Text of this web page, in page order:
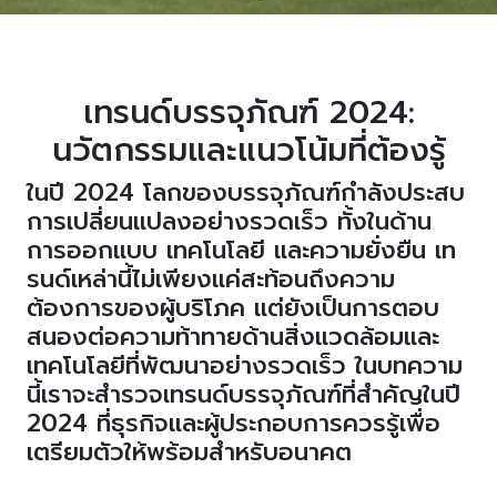
เทรนด์บรรจุภัณฑ์ 2024:
นวัตกรรมและแนวโน้มที่ต้องรู้
ในปี 2024 โลกของบรรจุภัณฑ์กำลังประสบ
การเปลี่ยนแปลงอย่างรวดเร็ว ทั้งในด้าน
การออกแบบ เทคโนโลยี และความยั่งยืน เท
รนด์เหล่านี้ไม่เพียงแค่สะท้อนถึงความ
ต้องการของผู้บริโภค แต่ยังเป็นการตอบ
สนองต่อความท้าทายด้านสิ่งแวดล้อมและ
เทคโนโลยีที่พัฒนาอย่างรวดเร็ว ในบทความ
นี้เราจะสำรวจเทรนด์บรรจุภัณฑ์ที่สำคัญในปี
2024 ที่ธุรกิจและผู้ประกอบการควรรู้เพื่อ
เตรียมตัวให้พร้อมสำหรับอนาคต